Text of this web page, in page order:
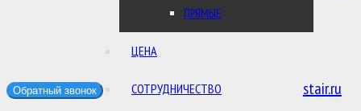
stair.ru
ПРЯМЫЕ
ЦЕНА
СОТРУДНИЧЕСТВО
Обратный звонок